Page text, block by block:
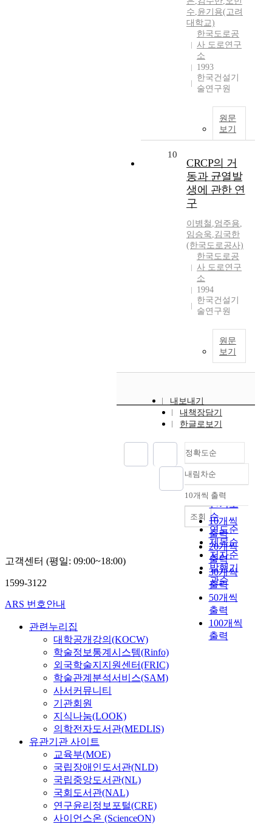
수,윤기용(고려
대학교)
한국도로공
사 도로연구
소
1993
한국건설기
술연구원
원문
보기
10
CRCP의 거
동과 균열발
생에 관한 연
구
이병철 ,엄주용,
임승욱,김국한
(한국도로공사)
한국도로공
사 도로연구
소
1994
한국건설기
술연구원
원문
보기
내보내기
내책장담기
한글로보기
정확도순
정확도
순
인기도
순
연도순
제목순
저자순
발행기
관순
내림차순
내림차순
10개씩 출력
10개씩
출력
20개씩
출력
30개씩
출력
50개씩
출력
100개씩
출력
조회
고객센터 (평일: 09:00~18:00)
1599-3122
ARS 번호안내
관련누리집
대학공개강의(KOCW)
학술정보통계시스템(Rinfo)
외국학술지지원센터(FRIC)
학술관계분석서비스(SAM)
사서커뮤니티
기관회원
지식나눔(LOOK)
의학전자도서관(MEDLIS)
유관기관 사이트
교육부(MOE)
국립장애인도서관(NLD)
국립중앙도서관(NL)
국회도서관(NAL)
연구윤리정보포털(CRE)
사이언스온 (ScienceON)